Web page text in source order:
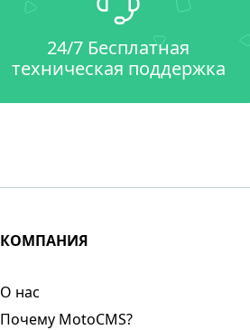
24/7 Бесплатная
техническая поддержка
КОМПАНИЯ
О нас​
Почему MotoCMS?